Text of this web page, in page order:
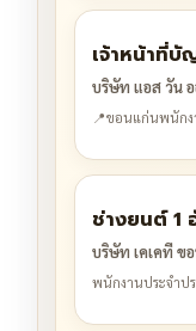
เจ้าหน้าที่บั
บริษัท แอส วัน อ
📍ขอนแก่นพนักง
ช่างยนต์ 1
บริษัท เคเคที ข
พนักงานประจำป